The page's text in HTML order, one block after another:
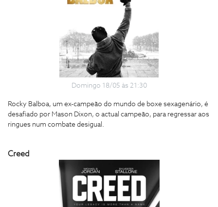
Domingo 18/05 às 21:30
Rocky Balboa, um ex-campeão do mundo de boxe sexagenário, é
desafiado por Mason Dixon, o actual campeão, para regressar aos
ringues num combate desigual.
Creed